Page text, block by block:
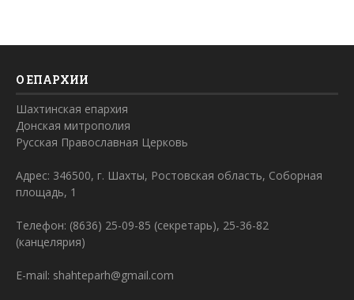
О ЕПАРХИИ
Шахтинская епархия
Донская митрополия
Русская Православная Церковь
Адрес: 346500, г. Шахты, Ростовская область, Соборная
площадь, 1
Телефон: (8636) 25-09-85 (секретарь), 25-36-82
(канцелярия)
E-mail: shahteparh@gmail.com